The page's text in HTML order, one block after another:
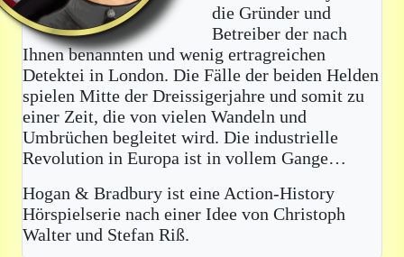
die Gründer und
Betreiber der nach
Ihnen benannten und wenig ertragreichen
Detektei in London. Die Fälle der beiden Helden
spielen Mitte der Dreissigerjahre und somit zu
einer Zeit, die von vielen Wandeln und
Umbrüchen begleitet wird. Die industrielle
Revolution in Europa ist in vollem Gange…
Hogan & Bradbury ist eine Action-History
Hörspielserie nach einer Idee von Christoph
Walter und Stefan Riß.